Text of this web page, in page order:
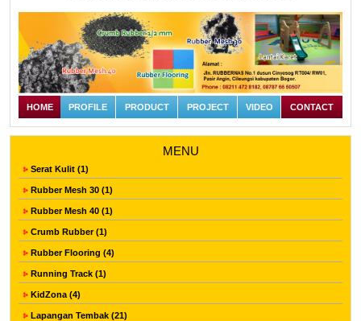
HOME PROFILE PRODUCT PROJECT VIDEO CONTACT
MENU
Serat Kulit (1)
Rubber Mesh 30 (1)
Rubber Mesh 40 (1)
Crumb Rubber (1)
Rubber Flooring (4)
Running Track (1)
KidZona (4)
Lapangan Tembak (21)